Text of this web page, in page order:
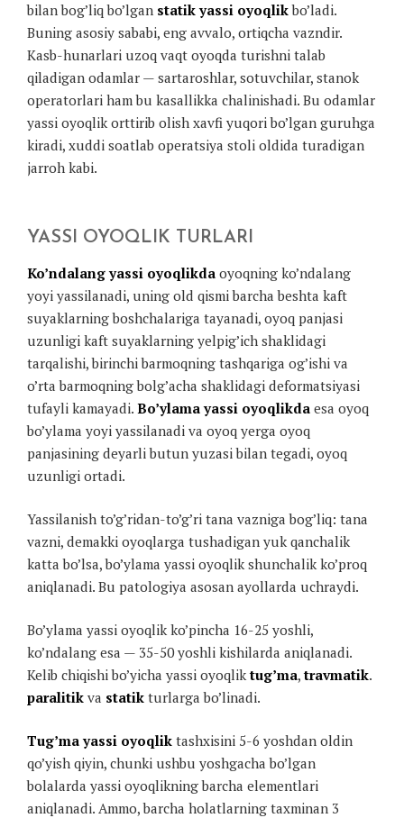
bilan bog’liq bo’lgan statik yassi oyoqlikbo’ladi.
Buning asosiy sababi, eng avvalo, ortiqcha vazndir.
Kasb-hunarlari uzoq vaqt oyoqda turishni talab
qiladigan odamlar — sartaroshlar, sotuvchilar, stanok
operatorlari ham bu kasallikka chalinishadi. Bu odamlar
yassi oyoqlik orttirib olish xavfi yuqori bo’lgan guruhga
kiradi, xuddi soatlab operatsiya stoli oldida turadigan
jarroh kabi.
YASSI OYOQLIK TURLARI
Ko’ndalang yassi oyoqlikda oyoqning ko’ndalang
yoyi yassilanadi, uning old qismi barcha beshta kaft
suyaklarning boshchalariga tayanadi, oyoq panjasi
uzunligi kaft suyaklarning yelpig’ich shaklidagi
tarqalishi, birinchi barmoqning tashqariga og’ishi va
o’rta barmoqning bolg’acha shaklidagi deformatsiyasi
tufayli kamayadi. Bo’ylama yassi oyoqlikda esa oyoq
bo’ylama yoyi yassilanadi va oyoq yerga oyoq
panjasining deyarli butun yuzasi bilan tegadi, oyoq
uzunligi ortadi.
Yassilanish to’g’ridan-to’g’ri tana vazniga bog’liq: tana
vazni, demakki oyoqlarga tushadigan yuk qanchalik
katta bo’lsa, bo’ylama yassi oyoqlik shunchalik ko’proq
aniqlanadi. Bu patologiya asosan ayollarda uchraydi.
Bo’ylama yassi oyoqlik ko’pincha 16-25 yoshli,
ko’ndalang esa — 35-50 yoshli kishilarda aniqlanadi.
Kelib chiqishi bo’yicha yassi oyoqliktug’ma,travmatik.
paralitik va statik turlarga bo’linadi.
Tug’ma yassi oyoqlik tashxisini 5-6 yoshdan oldin
qo’yish qiyin, chunki ushbu yoshgacha bo’lgan
bolalarda yassi oyoqlikning barcha elementlari
aniqlanadi. Ammo, barcha holatlarning taxminan 3